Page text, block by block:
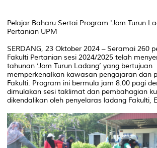
Pelajar Baharu Sertai Program 'Jom Turun
Pertanian UPM
SERDANG, 23 Oktober 2024 – Seramai 260
Fakulti Pertanian sesi 2024/2025 telah
tahunan ‘Jom Turun Ladang’ yang bertujuan
memperkenalkan kawasan pengajaran dan
Fakulti. Program ini bermula jam 8.00 pagi
dimulakan sesi taklimat dan pembahagian
dikendalikan oleh penyelaras ladang Fakulti,